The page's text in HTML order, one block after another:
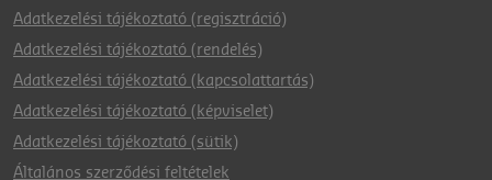
Adatkezelési tájékoztató (regisztráció)
Adatkezelési tájékoztató (rendelés)
Adatkezelési tájékoztató (kapcsolattartás)
Adatkezelési tájékoztató (képviselet)
Adatkezelési tájékoztató (sütik)
Általános szerződési feltételek